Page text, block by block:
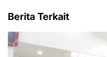
Berita Terkait